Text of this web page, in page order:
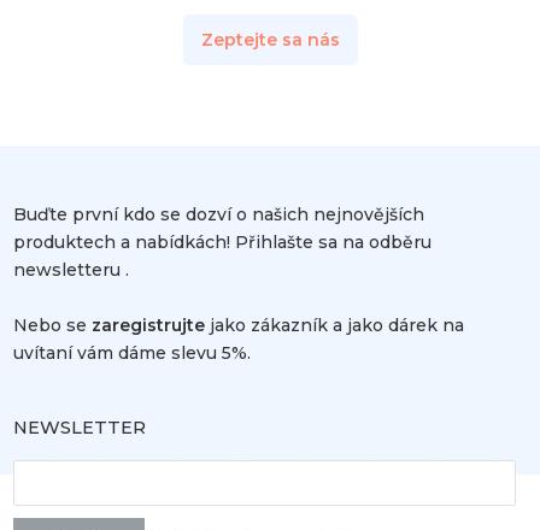
Zeptejte sa nás
Buďte první kdo se dozví o našich nejnovějších
produktech a nabídkách! Přihlašte sa na odběru
newsletteru .
Nebo se zaregistrujte jako zákazník a jako dárek na
uvítaní vám dáme slevu 5%.
NEWSLETTER